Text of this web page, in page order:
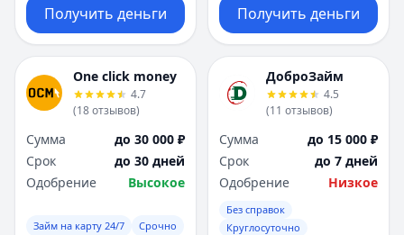
Получить деньги Получить деньги
One click money
4.7
(18отзывов)
Сумма
до 30 000 ₽
Срок
до 30 дней
Одобрение
Высокое
Займ на карту 24/7 Срочно
ДоброЗайм
4.5
(11 отзывов)
Сумма
до 15 000 ₽
Срок
до 7 дней
Одобрение
Низкое
Без справок
Круглосуточно